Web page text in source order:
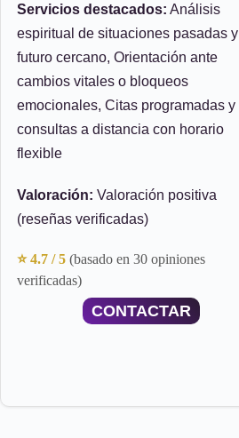
Servicios destacados: Análisis
espiritual de situaciones pasadas y
futuro cercano, Orientación ante
cambios vitales o bloqueos
emocionales, Citas programadas y
consultas a distancia con horario
flexible
Valoración: Valoración positiva
(reseñas verificadas)
⭐ 4.7 / 5 (basado en 30 opiniones
verificadas)
CONTACTAR